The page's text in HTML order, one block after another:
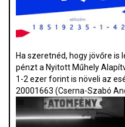
Ha szeretnéd, hogy jövőre
pénzt a Nyitott Műhely
1-2 ezer forint is növeli az
20001663 (Cserna-Szabó